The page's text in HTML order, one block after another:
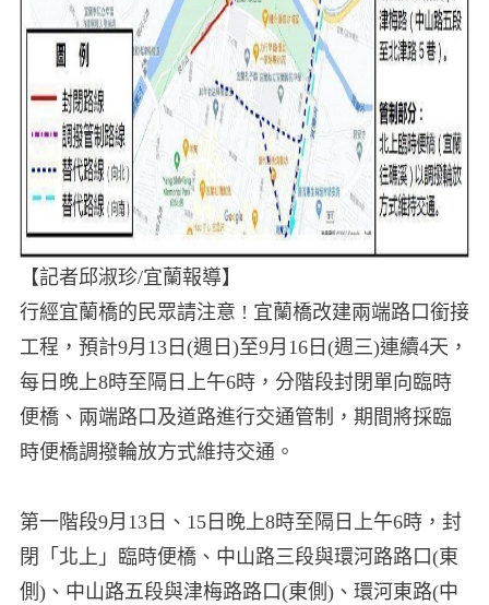
【記者邱淑珍/宜蘭報導】
行經宜蘭橋的民眾請注意 ! 宜蘭橋改建兩端路口銜接
工程，預計9月13日(週日)至9月16日(週三)連續4天，
每日晚上8時至隔日上午6時，分階段封閉單向臨時
便橋、兩端路口及道路進行交通管制，期間將採臨
時便橋調撥輪放方式維持交通。
第一階段9月13日、15日晚上8時至隔日上午6時，封
閉「北上」臨時便橋、中山路三段與環河路路口(東
側)、中山路五段與津梅路路口(東側)、環河東路(中